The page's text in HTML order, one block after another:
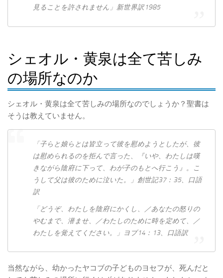
見る​こと​を​許さ​れ​ませ​ん」新世界訳1985
シェオル・黄泉は全て苦しみ
の場所なのか
シェオル・黄泉は全て苦しみの場所なのでしょうか？聖書は
そうは教えていません。
「子らと娘らとは皆立って彼を慰めようとしたが、彼
は慰められるのを拒んで言った、『いや、わたしは嘆
きながら陰府に下って、わが子のもとへ行こう』。こ
うして父は彼のために泣いた。」創世記37：35、口語
訳
「どうぞ、わたしを陰府にかくし、／あなたの怒りの
やむまで、潜ませ、／わたしのために時を定めて、／
わたしを覚えてください。」ヨブ14：13、口語訳
当然ながら、幼かったヤコブの子どものヨセフが、死んだと